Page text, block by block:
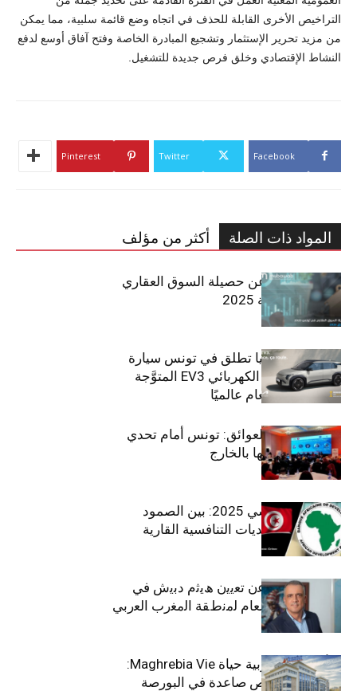
التراخيص الأخرى القابلة للحذف في اتجاه وضع قائمة سلبية، مما يمكن
من مزيد تحرير الإستثمار وتشجيع المبادرة الخاصة وفتح آفاق أوسع لدفع
النشاط الإقتصادي وخلق فرص جديدة للتشغيل.
Facebook
Twitter
Pinterest
المواد ذات الصلة أكثر من مؤلف
مبوب تكشف عن حصيلة السوق العقاري
في تونس لسنة 2025
سيتي كارز – كيا تطلق في تونس سيارة
الـدفع الرباعي الكهربائي EV3 المتوَّجة
بلقب سيارة العام عالميًا
بين الطموح والعوائق: تونس أمام تحدي
استعادة كفاءاتها بالخارج
الاقتصاد التونسي 2025: بين الصمود
الاجتماعي وتحديات التنافسية القارية
ﺗﯾﺗرا ﺑﺎك ﺗﻌﻠن ﻋن ﺗﻌﯾﯾن ھﯾﺛم دﺑﯾش ﻓﻲ
ﻣﻧﺻب اﻟﻣدﯾر اﻟﻌﺎم ﻟﻣﻧطﻘﺔ اﻟﻣﻐرب اﻟﻌرﺑﻲ
وﻏرب أﻓرﯾﻘﯾﺎ
التأمينات المغربية حياة Maghrebia Vie:
فاعل رائد بفرص صاعدة في البورصة